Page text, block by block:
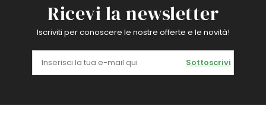
Ricevi la newsletter
Iscriviti per conoscere le nostre offerte e le novità!
Sottoscrivi